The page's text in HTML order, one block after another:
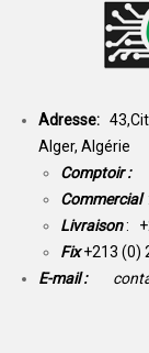
Adresse:
Alger, Algérie
Comptoir :
Commercial
Livraison:
Fix +213 (0)
E-mail :